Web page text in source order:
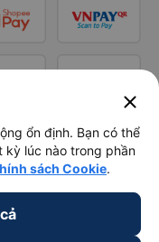
close
ổn định. Bạn có thể
kỳ lúc nào trong phần
sách Cookie.